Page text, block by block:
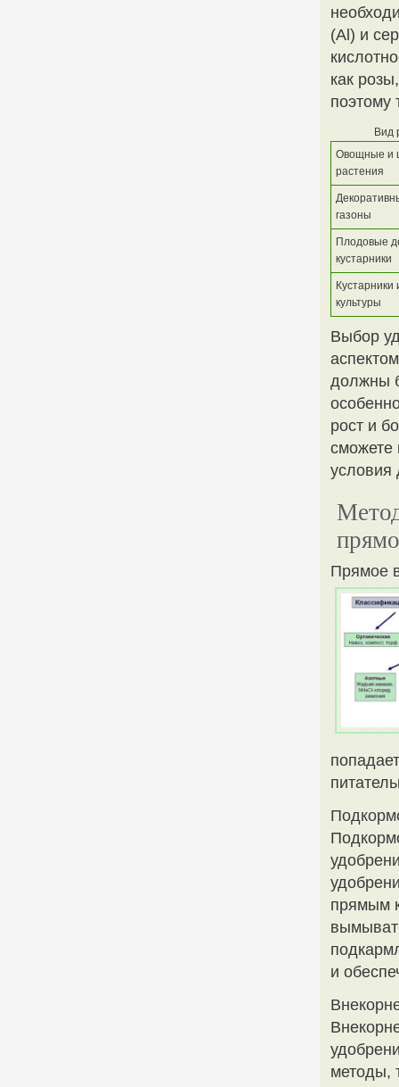
(Al) и
как
поэтому
Вид
Овощные и
растения
газоны
Плодовые
кустарники
культуры
Выбор
должны
рост и
сможете
условия
Прямое
прямым
и
методы,